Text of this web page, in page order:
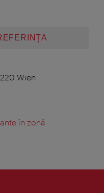
Wien
în zonă